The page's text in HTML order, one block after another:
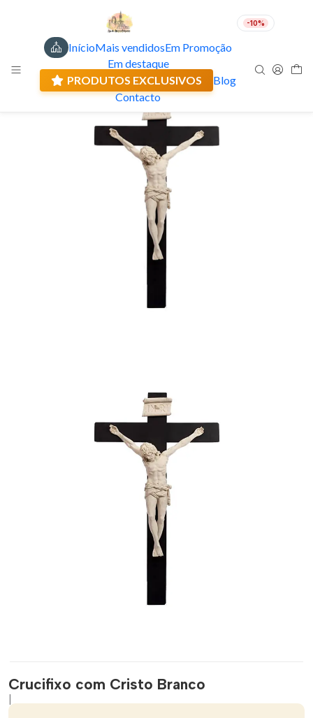
-10%
InícioMais vendidosEm Promoção
Em destaque
PRODUTOS EXCLUSIVOS
Blog
Contacto
EUR
Crucifixo com Cristo Branco